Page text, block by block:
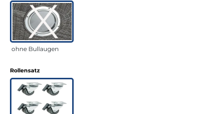
ohne Bullaugen
Rollensatzauswählen